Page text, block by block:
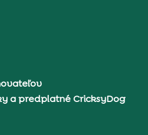
a predplatné CricksyDog